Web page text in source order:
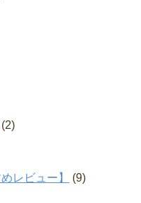
(2)
レビュー】 (9)